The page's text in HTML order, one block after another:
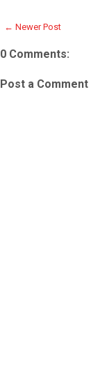
← Newer Post
0 Comments:
Post a Comment